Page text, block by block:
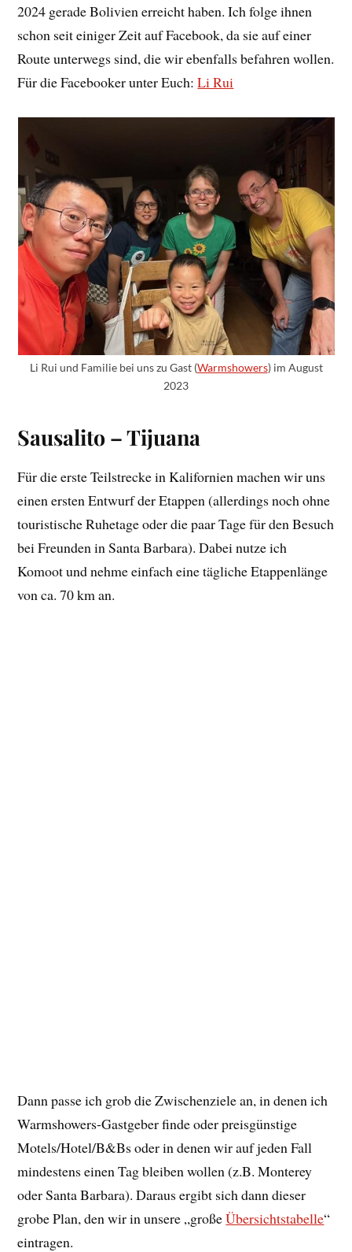
2024 gerade Bolivien erreicht haben. Ich folge ihnen
schon seit einiger Zeit auf Facebook, da sie auf einer
Route unterwegs sind, die wir ebenfalls befahren wollen.
Für die Facebooker unter Euch:Li Rui
Li Rui und Familie bei uns zu Gast (Warmshowers) im August
2023
Sausalito – Tijuana
Für die erste Teilstrecke in Kalifornien machen wir uns
einen ersten Entwurf der Etappen (allerdings noch ohne
touristische Ruhetage oder die paar Tage für den Besuch
bei Freunden in Santa Barbara). Dabei nutze ich
Komoot und nehme einfach eine tägliche Etappenlänge
von ca. 70 km an.
Dann passe ich grob die Zwischenziele an, in denen ich
Warmshowers-Gastgeber finde oder preisgünstige
Motels/Hotel/B&Bs oder in denen wir auf jeden Fall
mindestens einen Tag bleiben wollen (z.B. Monterey
oder Santa Barbara). Daraus ergibt sich dann dieser
grobe Plan, den wir in unsere „großeÜbersichtstabelle“
eintragen.